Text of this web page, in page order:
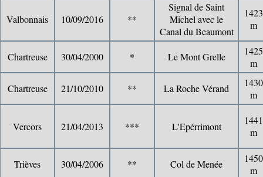
Valbonnais 10/09/2016 **
Signal de Saint
Michel avec le
Canal du Beaumont
1423
m
Chartreuse 30/04/2000 * Le Mont Grelle
1425
m
Chartreuse 21/10/2010 ** La Roche Vérand
1430
m
Vercors 21/04/2013 *** L'Epérrimont
1441
m
Trièves 30/04/2006 ** Col de Menée
1450
m